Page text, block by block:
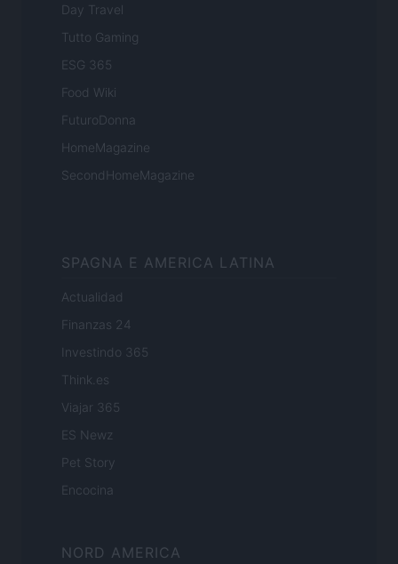
Day Travel
Tutto Gaming
ESG 365
Food Wiki
FuturoDonna
HomeMagazine
SecondHomeMagazine
SPAGNA E AMERICA LATINA
Actualidad
Finanzas 24
Investindo 365
Think.es
Viajar 365
ES Newz
Pet Story
Encocina
NORD AMERICA